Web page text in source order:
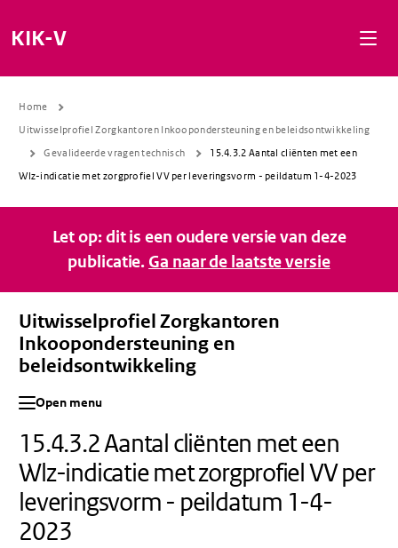
KIK-V
Home
Uitwisselprofiel Zorgkantoren Inkoopondersteuning en beleidsontwikkeling
Gevalideerde vragen technisch
15.4.3.2 Aantal cliënten met een
Wlz-indicatie met zorgprofiel VV per leveringsvorm - peildatum 1-4-2023
Let op: dit is een oudere versie van deze
publicatie. Ga naar de laatste versie
Uitwisselprofiel Zorgkantoren
Inkoopondersteuning en
beleidsontwikkeling
Open menu
15.4.3.2 Aantal cliënten met een
Wlz-indicatie met zorgprofiel VV per
leveringsvorm - peildatum 1-4-
2023